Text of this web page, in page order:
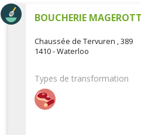
BOUCHERIE
Chaussée de Tervuren , 389
1410 - Waterloo
Types de transformation